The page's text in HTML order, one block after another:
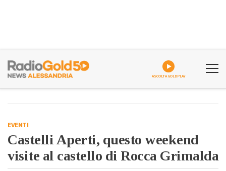
ASCOLTA GOLDPLAY
EVENTI
Castelli Aperti, questo weekend
visite al castello di Rocca Grimalda